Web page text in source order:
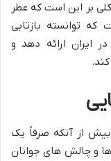
بر این است که عطر
که توانسته بازتابی
ایران ارائه دهد و
بیش از آنکه صرفاً یک
ها و چالش های جوانان